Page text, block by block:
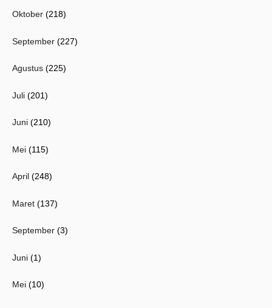
Oktober (218)
September (227)
Agustus (225)
Juli (201)
Juni (210)
Mei (115)
April (248)
Maret (137)
September (3)
Juni (1)
Mei (10)